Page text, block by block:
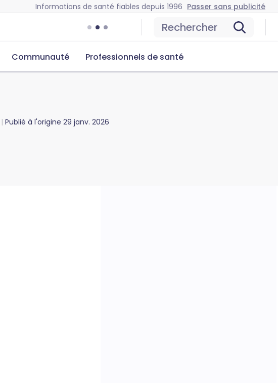
Informations de santé fiables depuis 1996 Passer sans publicité
Rechercher
Communauté Professionnels de santé
Publié à l'origine 29 janv. 2026